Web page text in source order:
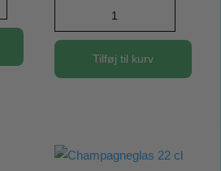
til
eller
antal
Tilføj til kurv